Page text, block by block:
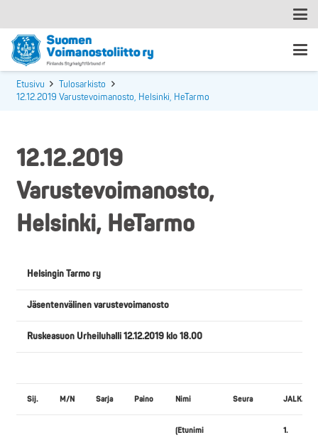
Etusivu
Tulosarkisto
12.12.2019 Varustevoimanosto, Helsinki, HeTarmo
12.12.2019
Varustevoimanosto,
Helsinki, HeTarmo
Helsingin Tarmo ry
Jäsentenvälinen varustevoimanosto
Ruskeasuon Urheiluhalli 12.12.2019 klo 18.00
Sij. M/N Sarja Paino Nimi Seura
(Etunimi
1.